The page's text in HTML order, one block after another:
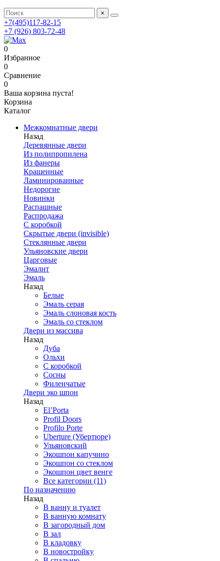
×
+7(495)117-82-15
+7 (926) 803-72-48
0
Избранное
0
Сравнение
0
Ваша корзина пуста!
Корзина
Каталог
Межкомнатные двери
Назад
Деревянные двери
Из полипропилена
Из фанеры
Крашенные
Ламинированные
Недорогие
Новинки
Распашные
Распродажа
С коробкой
Скрытые двери (invisible)
Стеклянные двери
Ульяновские двери
Царговые
Эмалит
Эмаль
Назад
Белые
Эмаль серая
Эмаль слоновая кость
Эмаль со стеклом
Двери из массива
Назад
Дуба
Ольхи
С коробкой
Сосны
Филенчатые
Двери эко шпон
Назад
El’Porta
Profil Doors
Profilo Porte
Uberture (Убертюре)
Ульяновский
Экошпон капучино
Экошпон со стеклом
Экошпон цвет венге
Все категории (11)
По назначению
Назад
В ванну и туалет
В ванную комнату
В загородный дом
В зал
В кладовку
В новостройку